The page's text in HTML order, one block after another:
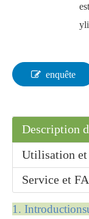
enquête
Description
Utilisation
Service et
1. Introduction